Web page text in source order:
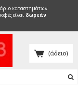
καταστημάτων.
είναι δωρεάν
(άδειο)